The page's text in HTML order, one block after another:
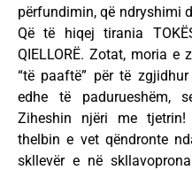
përfundimin, që ndryshimi
Që të hiqej tirania
QIELLORË. Zotat, moria e
“të paaftë” për të
edhe të padurueshëm,
Ziheshin njëri me tjetrin!
thelbin e vet qëndronte
skllevër e në